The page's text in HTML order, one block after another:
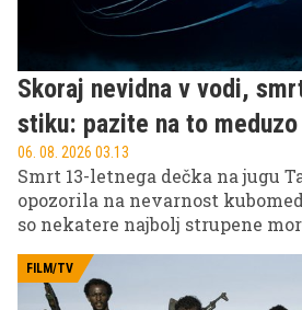
Skoraj nevidna v vodi,
stiku: pazite na to meduzo
06. 08. 2026 03.13
Smrt 13-letnega dečka na jugu
opozorila na nevarnost
so nekatere najbolj strupene
Dečka je med plavanjem pri
opekla ta nevarna meduza,
poostrile opozorila za kopalce.
FILM/TV